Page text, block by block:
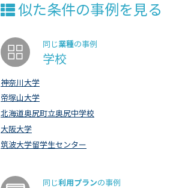
似た条件の事例を見る
同じ業種の事例
学校
神奈川大学
帝塚山大学
北海道奥尻町立奥尻中学校
大阪大学
筑波大学留学生センター
同じ利用プランの事例